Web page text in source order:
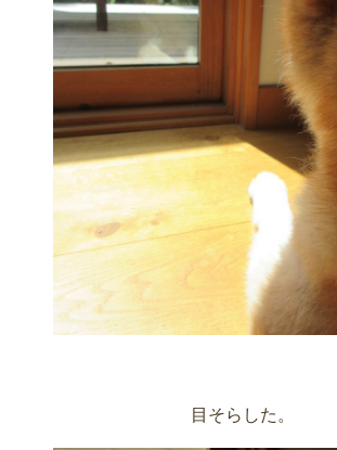
目そらした。